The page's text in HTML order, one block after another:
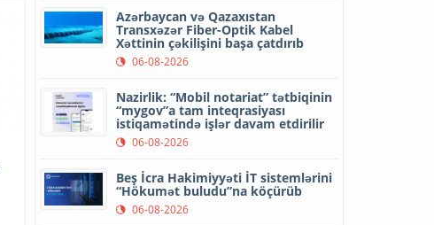
Azərbaycan və Qazaxıstan
Transxəzər Fiber-Optik Kabel
Xəttinin çəkilişini başa çatdırıb
06-08-2026
Nazirlik: “Mobil notariat” tətbiqinin
“mygov”a tam inteqrasiyası
istiqamətində işlər davam etdirilir
06-08-2026
Beş İcra Hakimiyyəti İT sistemlərini
“Hökumət buludu”na köçürüb
06-08-2026